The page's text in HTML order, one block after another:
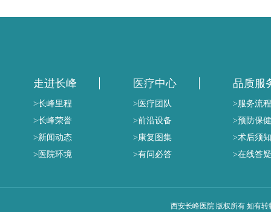
走进长峰
>长峰里程
>长峰荣誉
>新闻动态
>医院环境
医疗中心
>医疗团队
>前沿设备
>康复图集
>有问必答
品质服
>服务流程
>预防保健
>术后须知
>在线答疑
西安长峰医院 版权所有 如有